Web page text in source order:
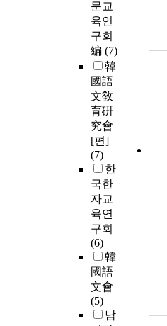
문교
육연
구회
編 (7)
韓
國語
文敎
育硏
究會
[편]
(7)
한
국한
자교
육연
구회
(6)
韓
國語
文會
(5)
남